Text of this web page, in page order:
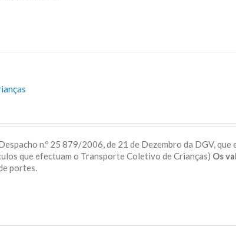
n.º 25 879/2006, de 21 de Dezembro da DGV, que
que efectuam o Transporte Coletivo de Crianças) Os
de portes.